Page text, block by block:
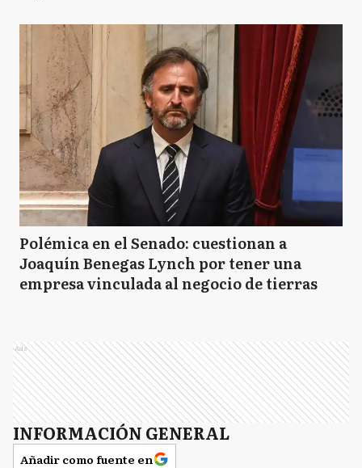
Polémica en el Senado: cuestionan a
Joaquín Benegas Lynch por tener una
empresa vinculada al negocio de tierras
Ads
INFORMACIÓN GENERAL
Añadir como fuente en